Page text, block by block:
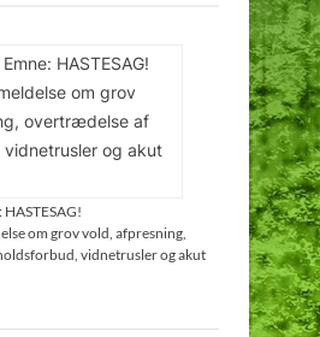
om grov vold, afpresning,
vidnetrusler og akut